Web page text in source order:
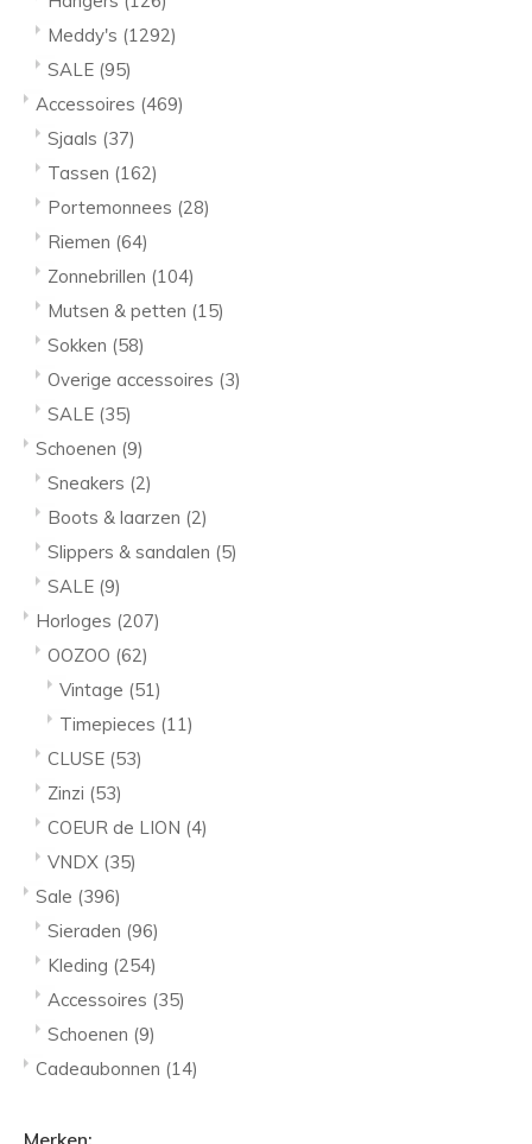
Meddy's (1292)
SALE (95)
Accessoires (469)
Sjaals (37)
Tassen (162)
Portemonnees (28)
Riemen (64)
Zonnebrillen (104)
Mutsen & petten (15)
Sokken (58)
Overige accessoires (3)
SALE (35)
Schoenen (9)
Sneakers (2)
Boots & laarzen (2)
Slippers & sandalen (5)
SALE (9)
Horloges (207)
OOZOO (62)
Vintage (51)
Timepieces (11)
CLUSE (53)
Zinzi (53)
COEUR de LION (4)
VNDX (35)
Sale (396)
Sieraden (96)
Kleding (254)
Accessoires (35)
Schoenen (9)
Cadeaubonnen (14)
Merken: